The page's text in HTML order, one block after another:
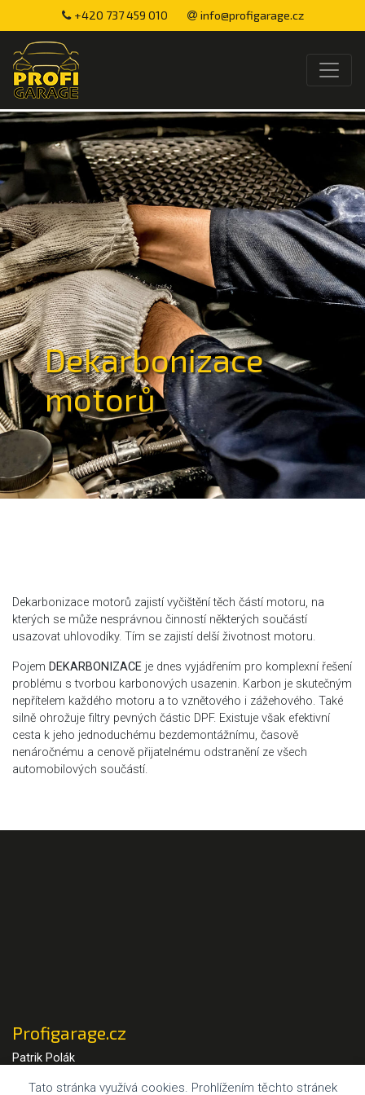
Tato stránka využívá cookies. Prohlížením těchto stránek
+420 737 459 010 info@profigarage.cz
Dekarbonizace
motorů
Dekarbonizace motorů zajistí vyčištění těch částí motoru, na
kterých se může nesprávnou činností některých součástí
usazovat uhlovodíky. Tím se zajistí delší životnost motoru.
Pojem DEKARBONIZACE je dnes vyjádřením pro komplexní řešení
problému s tvorbou karbonových usazenin. Karbon je skutečným
nepřítelem každého motoru a to vznětového i zážehového. Také
silně ohrožuje filtry pevných částic DPF. Existuje však efektivní
cesta k jeho jednoduchému bezdemontážnímu, časově
nenáročnému a cenově přijatelnému odstranění ze všech
automobilových součástí.
Profigarage.cz
Patrik Polák
Fakturační adresa: